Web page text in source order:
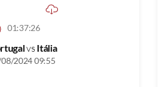
01:37:26
vs Itália
2024 09:55